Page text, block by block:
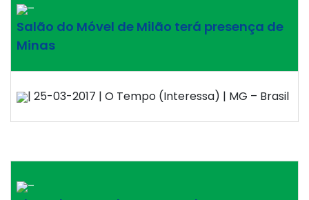
–
Salão do Móvel de Milão terá presença de
Minas
| 25-03-2017 | O Tempo (Interessa) | MG – Brasil
–